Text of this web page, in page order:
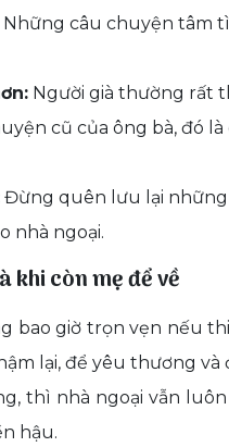
Những câu chuyện tâm
Người già thường rất
cũ của ông bà, đó
Đừng quên lưu lại những
nhà ngoại.
khi còn mẹ để về
bao giờ trọn vẹn nếu
lại, để yêu thương
thì nhà ngoại vẫn
hậu.